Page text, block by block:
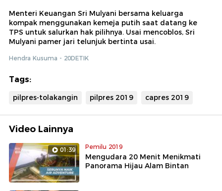
Menteri Keuangan Sri Mulyani bersama keluarga
kompak menggunakan kemeja putih saat datang ke
TPS untuk salurkan hak pilihnya. Usai mencoblos, Sri
Mulyani pamer jari telunjuk bertinta usai.
Hendra Kusuma - 20DETIK
Tags:
pilpres-tolakangin pilpres 2019 capres 2019
Video Lainnya
01:39 Pemilu 2019
Mengudara 20 Menit Menikmati
Panorama Hijau Alam Bintan